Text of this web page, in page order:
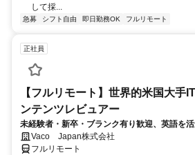
して採...
急募 シフト自由 即日勤務OK フルリモート
正社員
【フルリモート】世界的米国大手
ンテンツレビュアー
未経験者・新卒・ブランク有り歓迎、英語を
完全リモート
Vaco Japan株式会社
フルリモート